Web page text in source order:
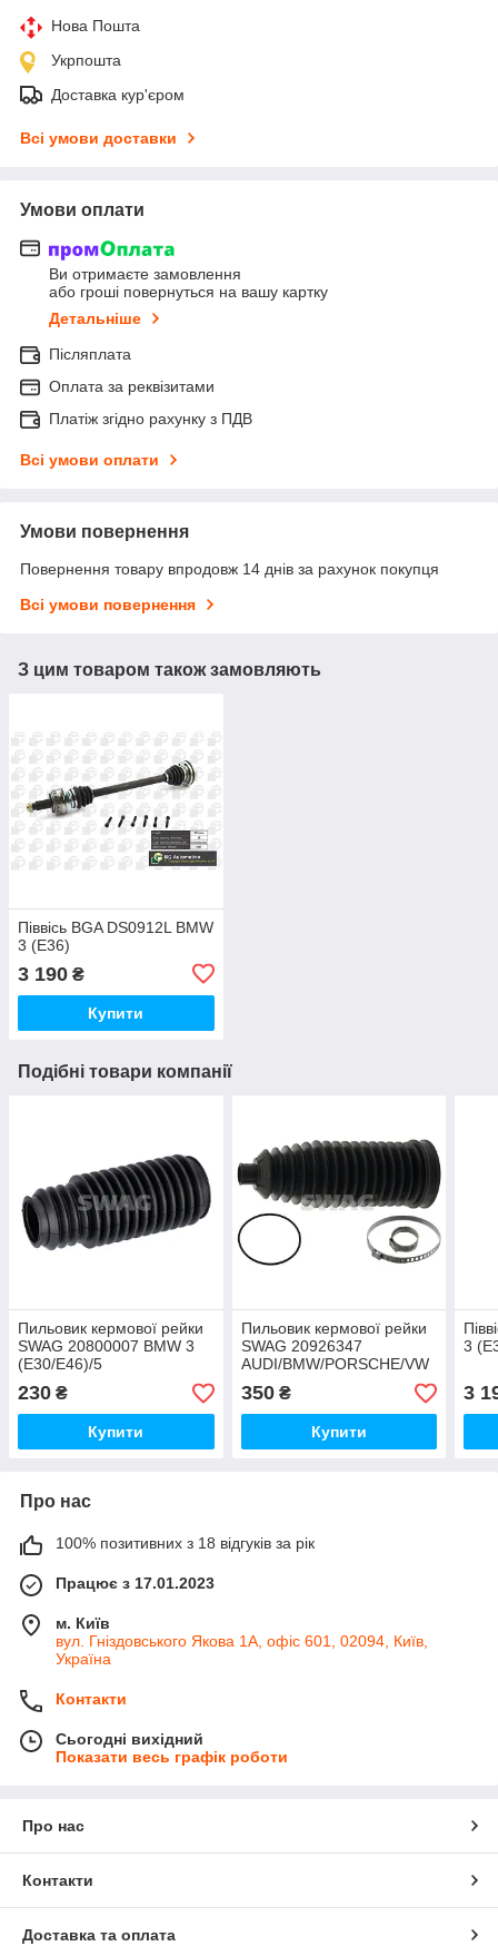
Нова Пошта
Укрпошта
Доставка кур'єром
Всі умови доставки
Умови оплати
Ви отримаєте замовлення
або гроші повернуться на вашу картку
Детальніше
Післяплата
Оплата за реквізитами
Платіж згідно рахунку з ПДВ
Всі умови оплати
Умови повернення
Повернення товару впродовж 14 днів за рахунок покупця
Всі умови повернення
З цим товаром також замовляють
Піввісь BGA DS0912L BMW
3 (E36)
3 190 ₴
Купити
Подібні товари компанії
Пильовик кермової рейки
SWAG 20800007 BMW 3
(E30/E46)/5
(E39)/Z4(E85/E86)/Z8(E52)
1995-2004
230 ₴
Купити
Пильовик кермової рейки
SWAG 20926347
AUDI/BMW/PORSCHE/VW
Q7/5/6/7/X3
(E83)/TOUAREG 2001=>
FRONT L/R
350₴
Купити
3
3
Про нас
100% позитивних з 18 відгуків за рік
Працює з 17.01.2023
м. Київ
вул. Гніздовського Якова 1А, офіс 601, 02094, Київ,
Україна
Контакти
Сьогодні вихідний
Показати весь графік роботи
Про нас
Контакти
Доставка та оплата